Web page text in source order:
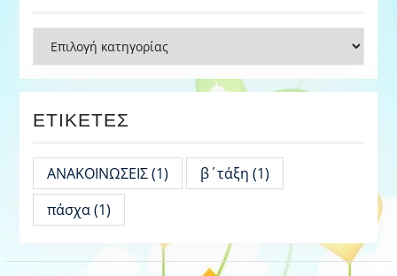
Kατηγορίες
ΕΤΙΚΈΤΕΣ
ΑΝΑΚΟΙΝΩΣΕΙΣ(1) β΄τάξη (1)
πάσχα(1)